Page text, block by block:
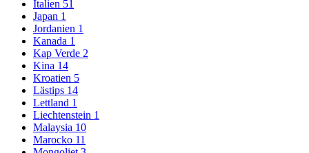
Italien 51
Japan 1
Jordanien 1
Kanada 1
Kap Verde 2
Kina 14
Kroatien 5
Lästips 14
Lettland 1
Liechtenstein 1
Malaysia 10
Marocko 11